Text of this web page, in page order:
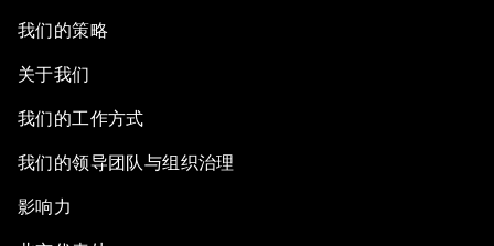
我们的策略
关于我们
我们的工作方式
我们的领导团队与组织治理
影响力